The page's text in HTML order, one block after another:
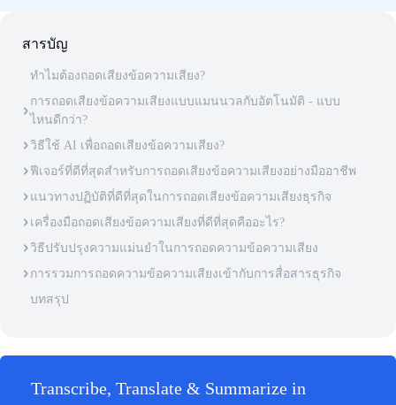
สารบัญ
ทำไมต้องถอดเสียงข้อความเสียง?
การถอดเสียงข้อความเสียงแบบแมนนวลกับอัตโนมัติ - แบบ
ไหนดีกว่า?
วิธีใช้ AI เพื่อถอดเสียงข้อความเสียง?
ฟีเจอร์ที่ดีที่สุดสำหรับการถอดเสียงข้อความเสียงอย่างมืออาชีพ
แนวทางปฏิบัติที่ดีที่สุดในการถอดเสียงข้อความเสียงธุรกิจ
เครื่องมือถอดเสียงข้อความเสียงที่ดีที่สุดคืออะไร?
วิธีปรับปรุงความแม่นยำในการถอดความข้อความเสียง
การรวมการถอดความข้อความเสียงเข้ากับการสื่อสารธุรกิจ
บทสรุป
Transcribe, Translate & Summarize in